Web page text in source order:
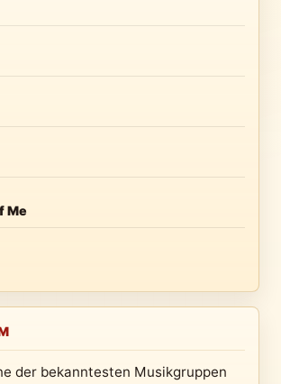
Me
der bekanntesten Musikgruppen